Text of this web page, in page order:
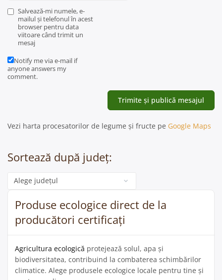
Salvează-mi numele, e-
mailul și telefonul în acest
browser pentru data
viitoare când trimit un
mesaj
Notify me via e-mail if
anyone answers my
comment.
Vezi harta procesatorilor de legume și fructe pe Google Maps
Sortează după județ:
Categorie
Produse ecologice direct de la
producători certificați
Agricultura ecologică protejează solul, apa și
biodiversitatea, contribuind la combaterea schimbărilor
climatice. Alege produsele ecologice locale pentru tine și